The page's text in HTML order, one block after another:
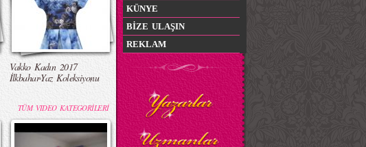
Vakko Kadın 2017
İlkbahar-Yaz Koleksiyonu
TÜM VIDEO KATEGORİLERİ
KÜNYE
BİZE ULAŞIN
REKLAM